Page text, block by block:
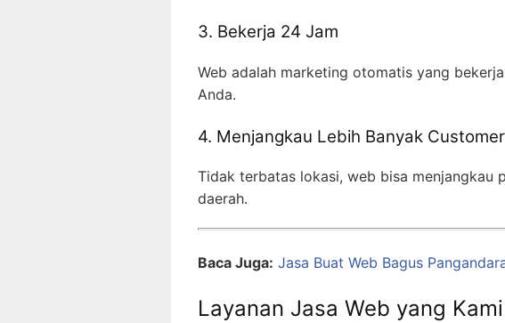
3. Bekerja 24 Jam
Web adalah marketing otomatis yang
Anda.
4. Menjangkau Lebih Banyak Customer
Tidak terbatas lokasi, web bisa menjangkau
daerah.
Baca Juga: Jasa Buat Web Bagus
Layanan Jasa Web yang